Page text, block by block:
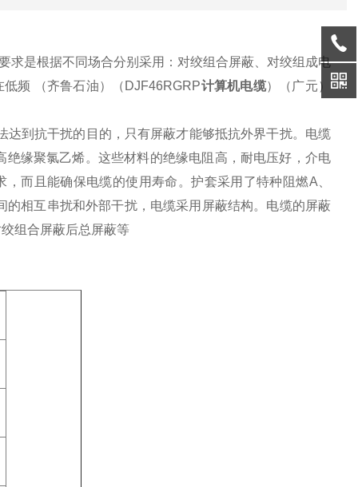
求是根据不同场合分别采用：对绞组合屏蔽、对绞组成电
频 （齐鲁石油）（DJF46RGRP计算机电缆）（广元）
到抗干扰的目的，只有屏蔽才能够抵抗外界干扰。电缆
缘聚氯乙烯。这些材料的绝缘电阻高，耐电压好，介电
而且能确保电缆的使用寿命。护套采用了特种阻燃A、
相互串扰和外部干扰，电缆采用屏蔽结构。电缆的屏蔽
组合屏蔽后总屏蔽等